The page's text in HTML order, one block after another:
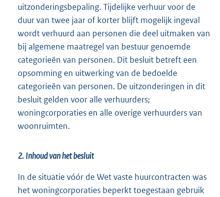
uitzonderingsbepaling. Tijdelijke verhuur voor de
duur van twee jaar of korter blijft mogelijk ingeval
wordt verhuurd aan personen die deel uitmaken van
bij algemene maatregel van bestuur genoemde
categorieën van personen. Dit besluit betreft een
opsomming en uitwerking van de bedoelde
categorieën van personen. De uitzonderingen in dit
besluit gelden voor alle verhuurders;
woningcorporaties en alle overige verhuurders van
woonruimten.
2. Inhoud van het besluit
In de situatie vóór de Wet vaste huurcontracten was
het woningcorporaties beperkt toegestaan gebruik